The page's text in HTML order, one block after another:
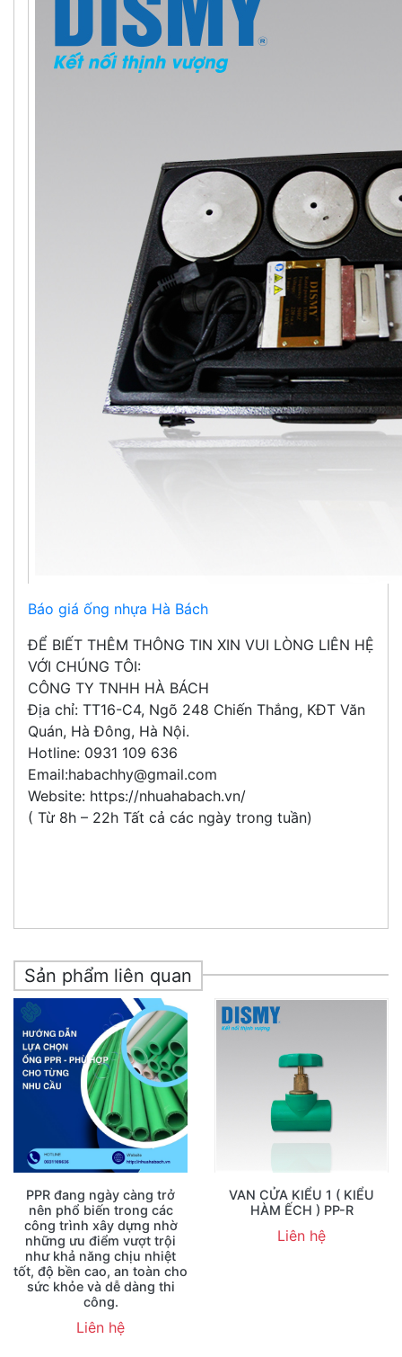
Báo giá ống nhựa Hà Bách
ĐỂ BIẾT THÊM THÔNG TIN XIN VUI LÒNG LIÊN HỆ
VỚI CHÚNG TÔI:
CÔNG TY TNHH HÀ BÁCH
Địa chỉ: TT16-C4, Ngõ 248 Chiến Thắng, KĐT Văn
Quán, Hà Đông, Hà Nội.
Hotline: 0931 109 636
Email:habachhy@gmail.com
Website: https://nhuahabach.vn/
( Từ 8h – 22h Tất cả các ngày trong tuần)
Sản phẩm liên quan
PPR đang ngày càng trở
nên phổ biến trong các
công trình xây dựng nhờ
những ưu điểm vượt trội
như khả năng chịu nhiệt
tốt, độ bền cao, an toàn cho
sức khỏe và dễ dàng thi
công.
Liên hệ
VAN CỬA KIỂU 1 ( KIỂU
HÀM ẾCH ) PP-R
Liên hệ